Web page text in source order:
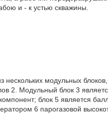
и - к устью скважины.
нескольких модульных
2. Модульный блок 3
блок 5 является
6 парогазовой